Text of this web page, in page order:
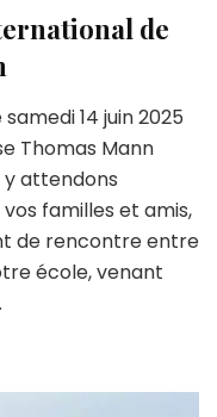
de
14 juin 2025
Thomas Mann
y attendons
familles et amis,
de rencontre entre
école, venant